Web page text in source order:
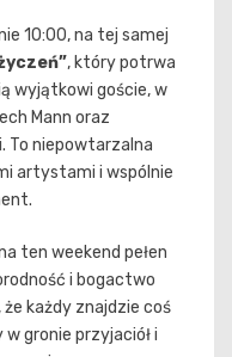
10:00, na tej samej
, który potrwa
wyjątkowi goście, w
Mann oraz
To niepowtarzalna
artystami i wspólnie
ten weekend pełen
i bogactwo
każdy znajdzie coś
w gronie przyjaciół i